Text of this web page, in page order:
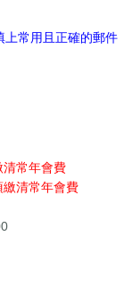
常用且正確的郵件
清常年會費
繳清常年會費